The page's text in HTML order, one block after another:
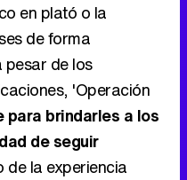
en plató o la
de forma
de los
'Operación
para brindarles a los
de seguir
la experiencia